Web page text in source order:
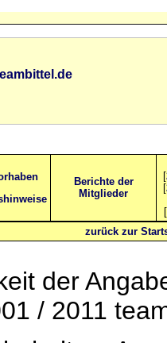
Berichte der
Mitglieder
[
[
[
zurück zur
der
/ 2011